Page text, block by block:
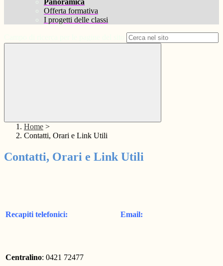
Panoramica
Offerta formativa
I progetti delle classi
Home >
Contatti, Orari e Link Utili
Contatti, Orari e Link Utili
Recapiti telefonici: Email:
Centralino: 0421 72477